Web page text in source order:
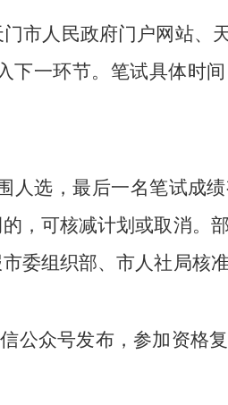
市人民政府门户网站、
一环节。笔试具体时
人选，最后一名笔试成
，可核减计划或取消。
委组织部、市人社局核
公众号发布，参加资格